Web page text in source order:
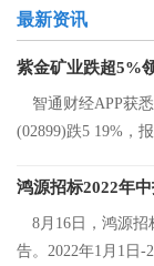
最新资讯
紫金矿业跌超5%
智通财经APP获
(02899)跌5 19%，
鸿源招标2022年
8月16日，鸿源招
告。2022年1月1日-